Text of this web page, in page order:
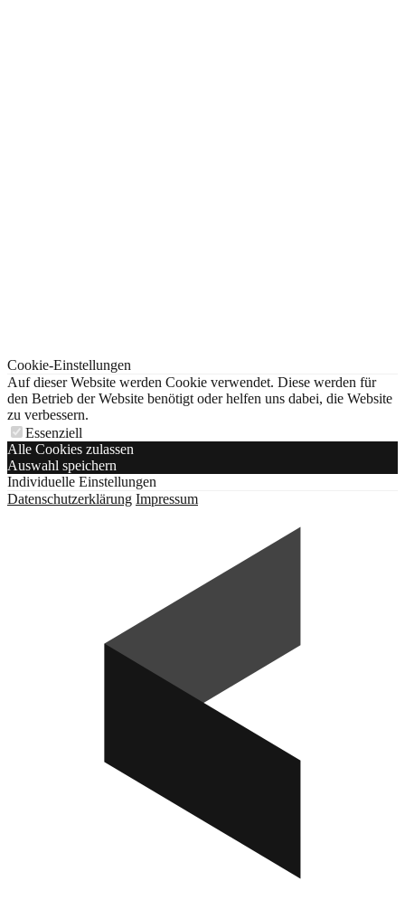
Cookie-Einstellungen
Auf dieser Website werden Cookie verwendet. Diese werden für
den Betrieb der Website benötigt oder helfen uns dabei, die Website
zu verbessern.
Essenziell
Alle Cookies zulassen
Auswahl speichern
Individuelle Einstellungen
Datenschutzerklärung Impressum